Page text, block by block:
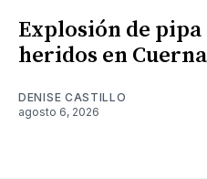
Explosión de pipa
heridos en
DENISE CASTILLO
agosto 6, 2026